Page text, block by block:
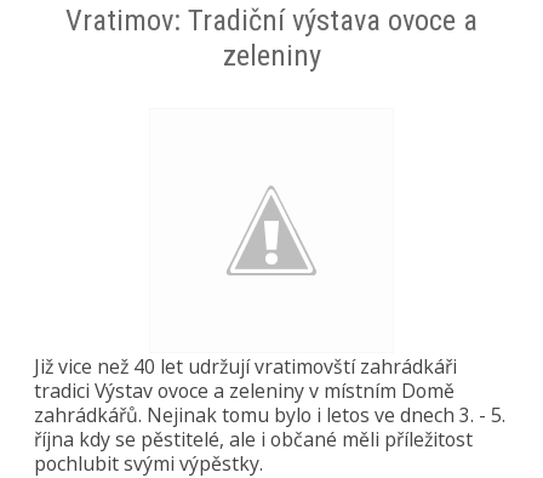
Vratimov: Tradiční výstava ovoce a
zeleniny
Již vice než 40 let udržují vratimovští zahrádkáři
tradici Výstav ovoce a zeleniny v místním Domě
zahrádkářů. Nejinak tomu bylo i letos ve dnech 3. - 5.
října kdy se pěstitelé, ale i občané měli příležitost
pochlubit svými výpěstky.